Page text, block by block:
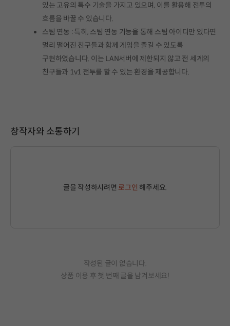
있는 고유의 특수 기술을 가지고 있으며, 이를 활용해 전투의
흐름을 바꿀 수 있습니다.
스팀 연동 : 특히, 스팀 연동 기능을 통해 스팀 아이디만 있다면
멀리 떨어진 친구들과 함께 게임을 즐길 수 있도록
구현하였습니다. 이는 LAN서버에 제한되지 않고 전 세계의
친구들과 1v1 전투를 할 수 있는 환경을 제공합니다.
창작자와 소통하기
글을 작성하시려면 로그인 해주세요.
작성된 글이 없습니다.
상품 이용 후 첫 번째 글을 남겨보세요!